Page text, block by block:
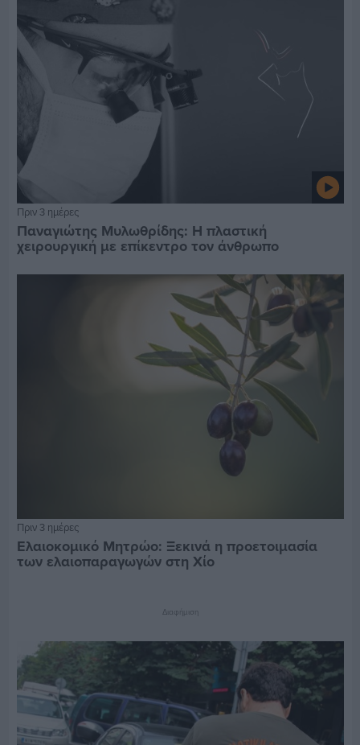
Πριν 3 ημέρες
Παναγιώτης Μυλωθρίδης: Η πλαστική
χειρουργική με επίκεντρο τον άνθρωπο
Πριν 3 ημέρες
Ελαιοκομικό Μητρώο: Ξεκινά η προετοιμασία
των ελαιοπαραγωγών στη Χίο
Διαφήμιση